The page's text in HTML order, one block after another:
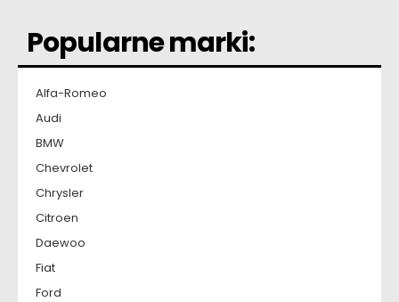
Popularne marki:
Alfa-Romeo
Audi
BMW
Chevrolet
Chrysler
Citroen
Daewoo
Fiat
Ford